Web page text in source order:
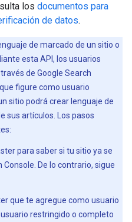
los documentos para
de datos.
de marcado de un sitio o
esta API, los usuarios
de Google Search
figure como usuario
sitio podrá crear lenguaje de
sus artículos. Los pasos
para saber si tu sitio ya se
De lo contrario, sigue
que te agregue como usuario
restringido o completo